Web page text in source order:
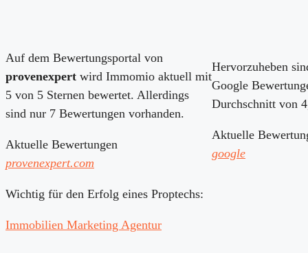
Auf dem Bewertungsportal von
provenexpert wird Immomio aktuell mit
5 von 5 Sternen bewertet. Allerdings
sind nur 7 Bewertungen vorhanden.
Aktuelle Bewertungen
provenexpert.com
Hervorzuheben
Google
Durchschnitt von
Aktuelle
google
Wichtig für den Erfolg eines Proptechs:
Immobilien Marketing Agentur